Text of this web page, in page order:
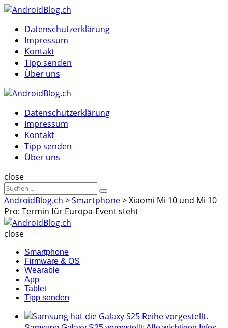
Menu
MenuDatenschutzerklärung
Impressum
Kontakt
Tipp senden
Über uns
Datenschutzerklärung
Impressum
Kontakt
Tipp senden
Über uns
Suche
close
Sucheergebnisse
für
Suche
AndroidBlog.ch >Smartphone>Xiaomi Mi 10 und Mi 10
Pro: Termin für Europa-Event steht
close
Smartphone
Firmware & OS
Wearable
App
Tablet
Tipp senden